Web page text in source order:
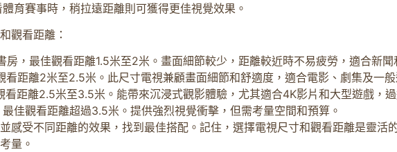
育賽事時，稍拉遠距離則可獲得更佳視覺效果。
觀看距離：
房，最佳觀看距離1.5米至2米。畫面細節較少，距離較近時不易疲勞，適合新聞
看距離2米至2.5米。此尺寸電視兼顧畫面細節和舒適度，適合電影、劇集及一般
看距離2.5米至3.5米。能帶來沉浸式觀影體驗，尤其適合4K影片和大型遊戲，
佳觀看距離超過3.5米。提供強烈視覺衝擊，但需考量空間和預算。
感受不同距離的效果，找到最佳搭配。記住，選擇電視尺寸和觀看距離是靈活
量。